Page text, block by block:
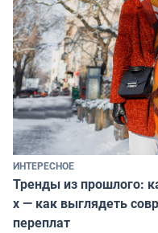
ИНТЕРЕСНОЕ
Тренды из прошлого:
х — как выглядеть
переплат